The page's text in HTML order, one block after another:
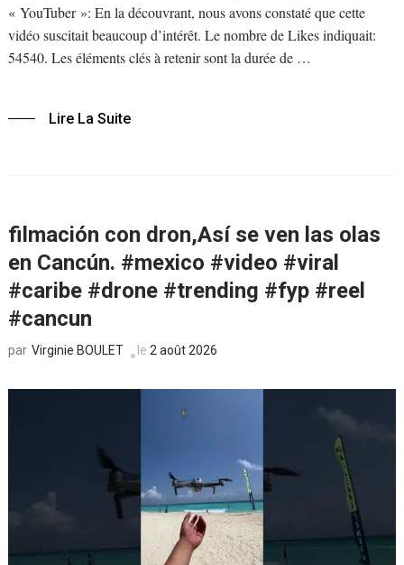
« YouTuber »: En la découvrant, nous avons constaté que cette
vidéo suscitait beaucoup d’intérêt. Le nombre de Likes indiquait:
54540. Les éléments clés à retenir sont la durée de …
Lire La Suite
filmación con dron,Así se ven las olas
en Cancún. #mexico #video #viral
#caribe #drone #trending #fyp #reel
#cancun
par Virginie BOULET le 2 août 2026